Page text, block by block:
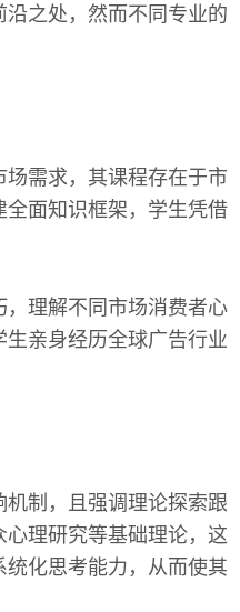
之处，然而不同专业的
需求，其课程存在于市
面知识框架，学生凭借
理解不同市场消费者心
亲身经历全球广告行业
制，且强调理论探索跟
理研究等基础理论，这
化思考能力，从而使其